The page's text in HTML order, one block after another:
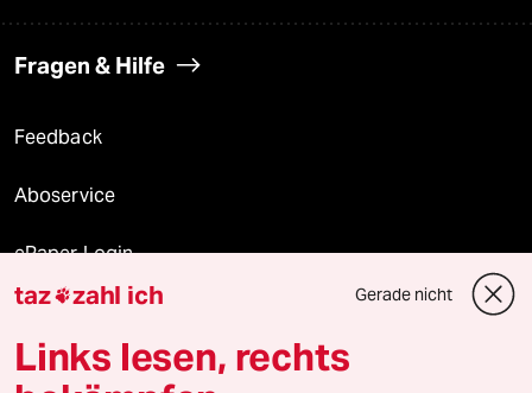
Fragen & Hilfe
Feedback
Aboservice
ePaper Login
Downloads für Abonnierende
taz zahl ich Gerade nicht
Links lesen, rechts